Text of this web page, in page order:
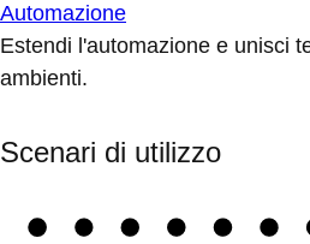
Automazione
Estendi l'automazione e unisci
ambienti.
Scenari di utilizzo